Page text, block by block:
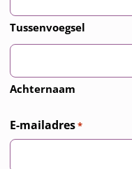
Tussenvoegsel
Achternaam
E-mailadres*